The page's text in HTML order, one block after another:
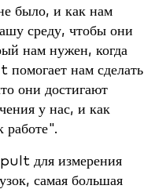
было, и как нам
среду, чтобы они
нам нужен, когда
нам сделать
они достигают
у нас, и как
работе".
для измерения
самая большая